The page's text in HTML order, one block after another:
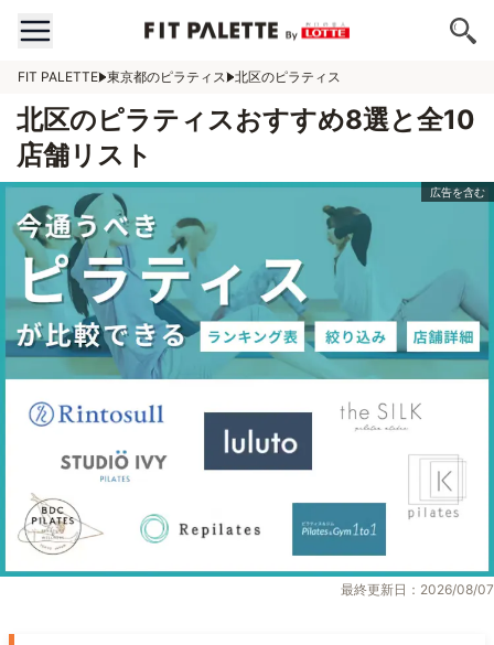
FIT PALETTE 東京都のピラティス 北区のピラティス
北区のピラティスおすすめ8選と全10
店舗リスト
最終更新日：2026/08/07